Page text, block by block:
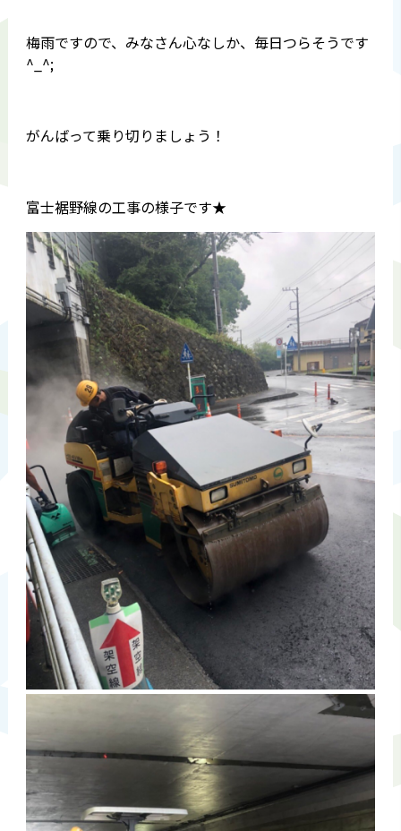
梅雨ですので、みなさん心なしか、毎日つらそうです
^_^;
がんばって乗り切りましょう！
富士裾野線の工事の様子です★